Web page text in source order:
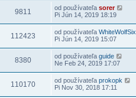
9811 od používateľa sorer
Pi Jún 14, 2019 18:19
112423 od používateľa WhiteWolfSix
Pi Jún 14, 2019 15:07
8380 od používateľa guide
Ne Feb 24, 2019 17:07
110170 od používateľa prokopk
Pi Nov 30, 2018 17:11